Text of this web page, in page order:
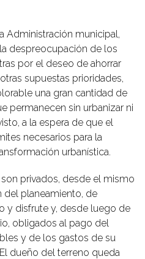
Administración municipal,
despreocupación de los
por el deseo de ahorrar
supuestas prioridades,
una gran cantidad de
permanecen sin urbanizar ni
a la espera de que el
necesarios para la
urbanística.
privados, desde el mismo
planeamiento, de
y disfrute y, desde luego de
obligados al pago del
y de los gastos de su
dueño del terreno queda